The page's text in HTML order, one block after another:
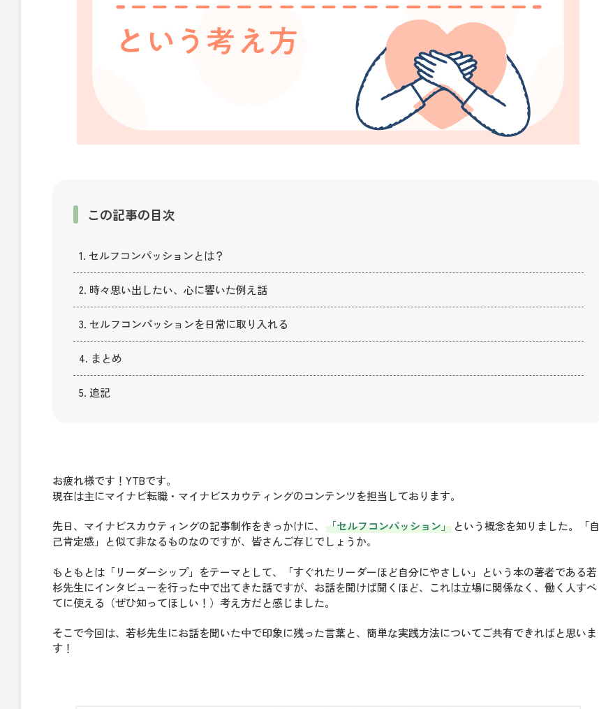
この記事の目次
1. セルフコンパッションとは？
2. 時々思い出したい、心に響いた例え話
3. セルフコンパッションを日常に取り入れる
4. まとめ
5. 追記
お疲れ様です！YTBです。
現在は主にマイナビ転職・マイナビスカウティングのコンテンツを担当しております。
先日、マイナビスカウティングの記事制作をきっかけに、 「セルフコンパッション」 という概念を知りました。「自
己肯定感」と似て非なるものなのですが、皆さんご存じでしょうか。
もともとは「リーダーシップ」をテーマとして、「すぐれたリーダーほど自分にやさしい」という本の著者である若
杉先生にインタビューを行った中で出てきた話ですが、お話を聞けば聞くほど、これは立場に関係なく、働く人すべ
てに使える（ぜひ知ってほしい！）考え方だと感じました。
そこで今回は、若杉先生にお話を聞いた中で印象に残った言葉と、簡単な実践方法についてご共有できればと思いま
す！